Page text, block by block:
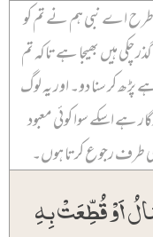
طرح اے نبی ہم نے تم کو
ہیں بھیجا ہے تاکہ تم
کر سنا دو۔ اور یہ لوگ
ہے اسکے سوا کوئی معبود
کی طرف رجوع کرتا ہوں۔
اَوۡ قُطِّعَتۡ بِہِ